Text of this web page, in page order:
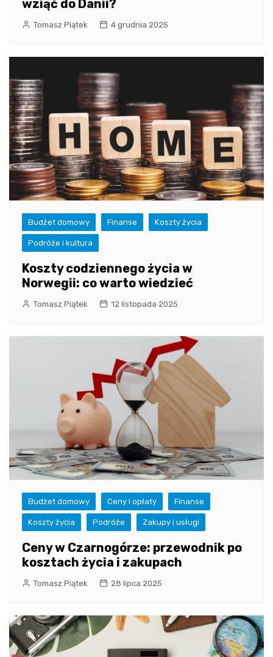
wziąć do Danii?
Tomasz Piątek 4 grudnia 2025
Budżet domowy Finanse Koszty życia
Podróże i kultura
Koszty codziennego życia w
Norwegii: co warto wiedzieć
Tomasz Piątek 12 listopada 2025
Budżet domowy Ceny i opłaty Finanse
Koszty życia Podróże Zakupy i usługi
Ceny w Czarnogórze: przewodnik po
kosztach życia i zakupach
Tomasz Piątek 28 lipca 2025